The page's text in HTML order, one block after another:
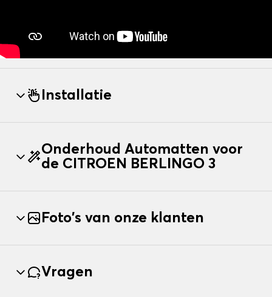
Installatie
Onderhoud Automatten voor
de CITROEN BERLINGO 3
Foto's van onze klanten
Vragen